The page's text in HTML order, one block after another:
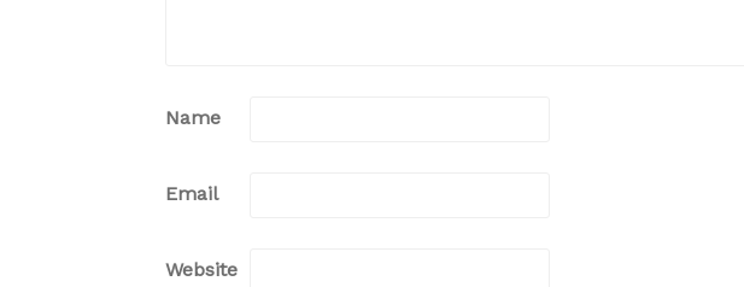
Name
Email
Website